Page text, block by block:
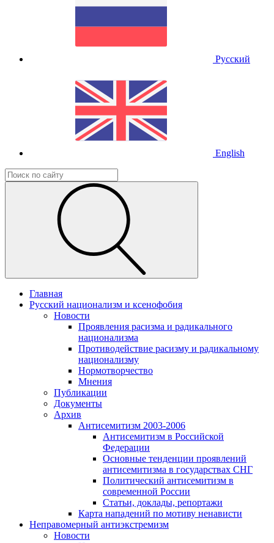
Русский
English
Главная
Русский национализм и ксенофобия
Новости
Проявления расизма и радикального
национализма
Противодействие расизму и радикальному
национализму
Нормотворчество
Мнения
Публикации
Документы
Архив
Антисемитизм 2003-2006
Антисемитизм в Российской
Федерации
Основные тенденции проявлений
антисемитизма в государствах СНГ
Политический антисемитизм в
современной России
Статьи, доклады, репортажи
Карта нападений по мотиву ненависти
Неправомерный антиэкстремизм
Новости